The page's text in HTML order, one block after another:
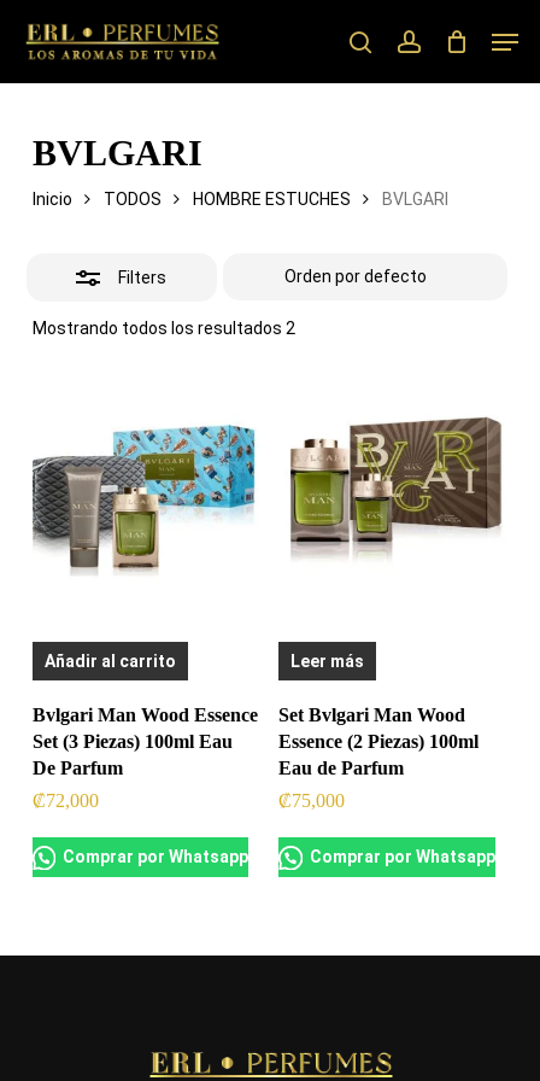
main
searchaccount
BVLGARI
Inicio TODOS HOMBRE ESTUCHES BVLGARI
Filters
Mostrando todos los resultados 2
Close
Filters
Añadir al carrito
Bvlgari Man Wood Essence
Set (3 Piezas) 100ml Eau
De Parfum
₡72,000
Comprar por Whatsapp
Leer más
Set Bvlgari Man Wood
Essence (2 Piezas) 100ml
Eau de Parfum
₡75,000
Comprar por Whatsapp